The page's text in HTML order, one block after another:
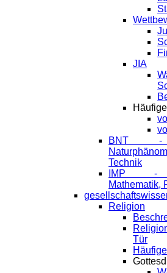
JIA
BNT -
Technik
IMP -
Mathematik,
Religion
Tür